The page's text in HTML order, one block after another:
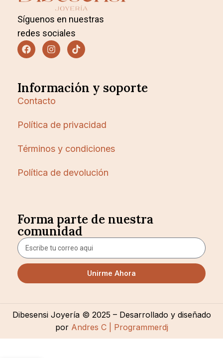
Síguenos en nuestras
redes sociales
Información y soporte
Contacto
Política de privacidad
Términos y condiciones
Política de devolución
Forma parte de nuestra
comunidad
Unirme Ahora
Dibesensi Joyería © 2025 – Desarrollado y diseñado
porAndres C | Programmerdj